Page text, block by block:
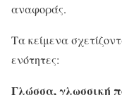
αναφοράς.
Τα κείμενα
ενότητες:
Γλώσσα, γλωσσική